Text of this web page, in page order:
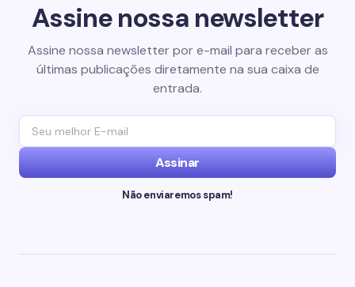
Assine nossa newsletter
Assine nossa newsletter por e-mail para receber as
últimas publicações diretamente na sua caixa de
entrada.
Assinar
Não enviaremos spam!